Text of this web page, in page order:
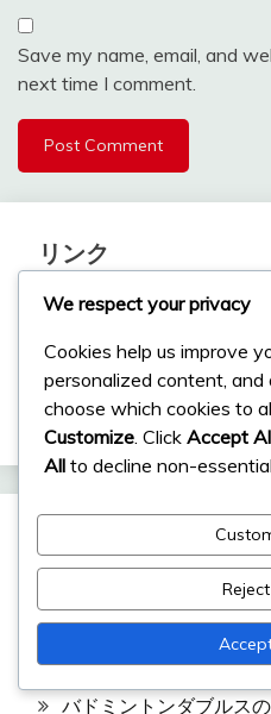
Save my name, email, and
next time I comment.
リンク
私たちの物語
カテゴリ
バドミントンダブルス
バドミントンダブルス
バドミントンダブルス
We respect your privacy
Cookies help us improve
personalized content, and
choose which cookies to
Customize . Click Accept
All to decline non-